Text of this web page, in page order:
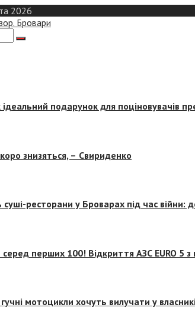
2026
подарунок для поціновувачів
знизяться, – Свириденко
ресторани у Броварах під час війни:
серед перших 100! Відкриття АЗС EURO 5
гучні мотоцикли хочуть вилучати у